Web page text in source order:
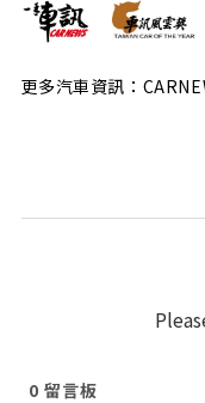
更多汽車資訊：
0 留言板